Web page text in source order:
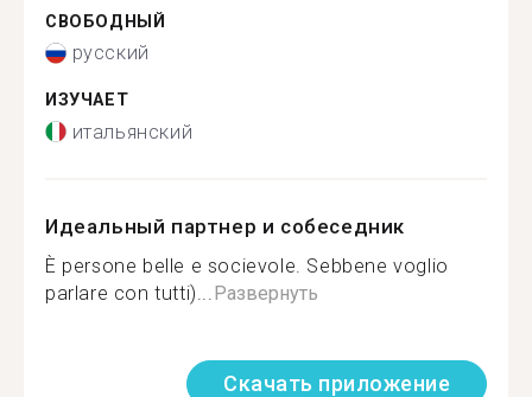
СВОБОДНЫЙ
русский
ИЗУЧАЕТ
итальянский
Идеальный партнер и собеседник
È persone belle e socievole. Sebbene voglio
parlare con tutti)... Развернуть
Скачать приложение